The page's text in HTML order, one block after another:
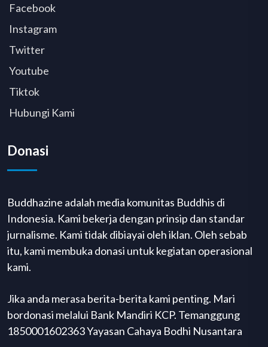
Facebook
Instagram
Twitter
Youtube
Tiktok
Hubungi Kami
Donasi
Buddhazine adalah media komunitas Buddhis di
Indonesia. Kami bekerja dengan prinsip dan standar
jurnalisme. Kami tidak dibiayai oleh iklan. Oleh sebab
itu, kami membuka donasi untuk kegiatan operasional
kami.
Jika anda merasa berita-berita kami penting. Mari
bordonasi melalui Bank Mandiri KCP. Temanggung
1850001602363 Yayasan Cahaya Bodhi Nusantara